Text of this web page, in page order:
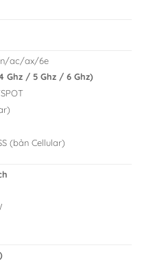
n/ac/ax/6e
Ghz / 5 Ghz / 6 Ghz)
(bản Cellular)